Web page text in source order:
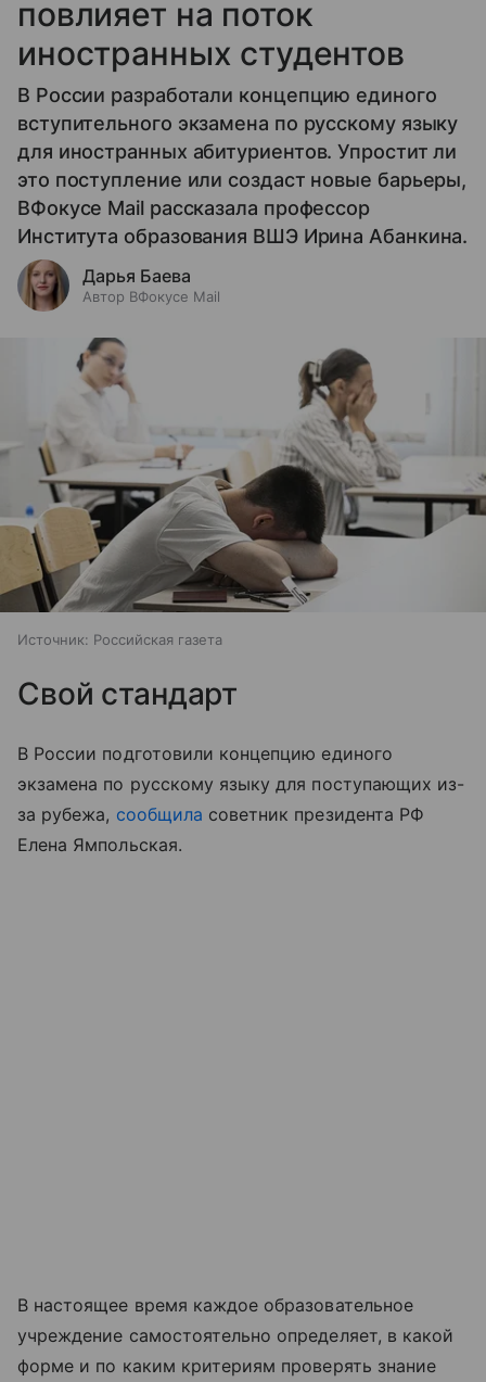
повлияет на поток
иностранных студентов
В России разработали концепцию единого
вступительного экзамена по русскому языку
для иностранных абитуриентов. Упростит ли
это поступление или создаст новые барьеры,
ВФокусе Mail рассказала профессор
Института образования ВШЭ Ирина Абанкина.
Дарья Баева
Автор ВФокусе Mail
Источник: Российская газета
Свой стандарт
В России подготовили концепцию единого
экзамена по русскому языку для поступающих из-
за рубежа, сообщила советник президента РФ
Елена Ямпольская.
В настоящее время каждое образовательное
учреждение самостоятельно определяет, в какой
форме и по каким критериям проверять знание